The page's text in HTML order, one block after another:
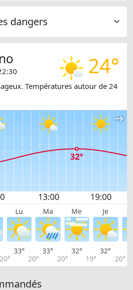
dangers
24°
Températures autour de 24
Lu Ma Me Je
20°
33°
20°
33°
20°
32°
19°
32°
20°